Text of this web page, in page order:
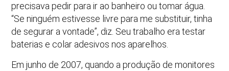
precisava pedir para ir ao banheiro ou tomar água.
“Se ninguém estivesse livre para me substituir, tinha
de segurar a vontade”, diz. Seu trabalho era testar
baterias e colar adesivos nos aparelhos.
Em junho de 2007, quando a produção de monitores